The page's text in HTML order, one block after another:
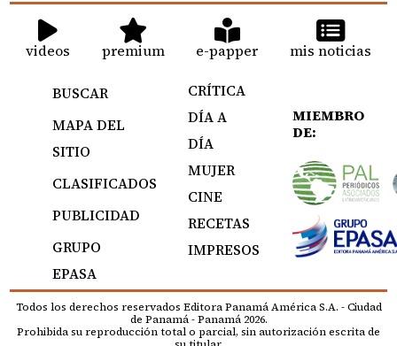
videos premium e-papper mis noticias
BUSCAR
MAPA DEL
SITIO
CLASIFICADOS
PUBLICIDAD
GRUPO
EPASA
CRÍTICA
DÍA A
DÍA
MUJER
CINE
RECETAS
IMPRESOS
MIEMBRO
DE:
Todos los derechos reservados Editora Panamá América S.A. - Ciudad
de Panamá - Panamá 2026.
Prohibida su reproducción total o parcial, sin autorización escrita de